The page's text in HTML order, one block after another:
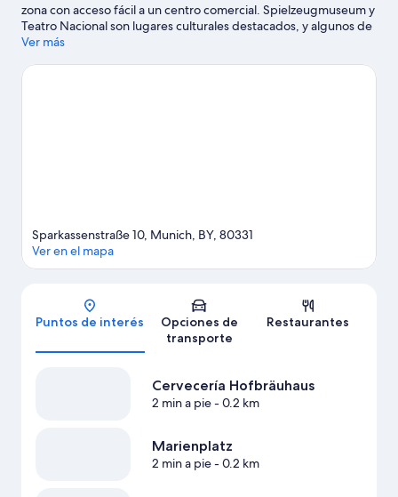
zona con acceso fácil a un centro comercial. Spielzeugmuseum y
Teatro Nacional son lugares culturales destacados, y algunos de
los puntos de interés más importantes del área incluyen
una vuelta por Iglesia del Espíritu Santo y Cervecería
Ver más
Mapa
Sparkassenstraße 10, Munich, BY, 80331
Ver en el mapa
Puntos de interés
Opciones de
transporte
Restaurantes
Cervecería Hofbräuhaus
2 min a pie- 0.2 km
Marienplatz
2 min a pie- 0.2 km